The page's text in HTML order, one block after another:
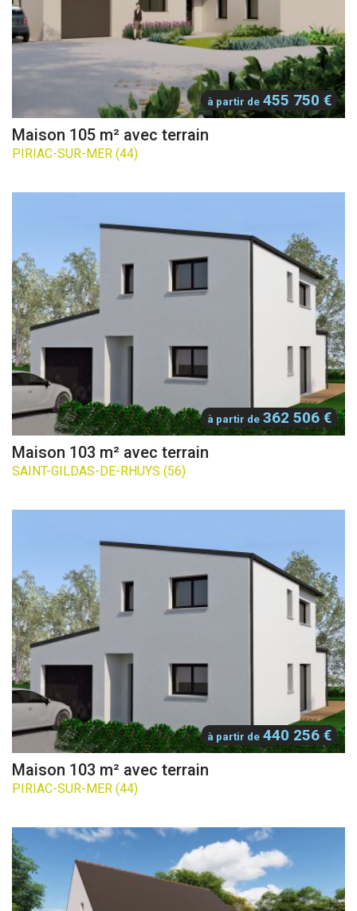
à partir de 455 750 €
Maison 105 m² avec terrain
PIRIAC-SUR-MER (44)
à partir de 362 506 €
Maison 103 m² avec terrain
SAINT-GILDAS-DE-RHUYS (56)
à partir de 440 256 €
Maison 103 m² avec terrain
PIRIAC-SUR-MER (44)